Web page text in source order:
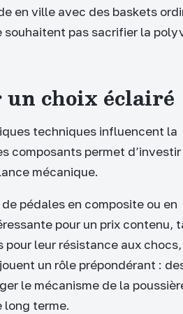
en ville avec des baskets
souhaitent pas sacrifier la
choix éclairé
techniques influencent la
composants permet d’investir
mécanique.
pédales en composite ou en
pour un prix contenu,
pour leur résistance aux chocs,
un rôle prépondérant :
le mécanisme de la
long terme.